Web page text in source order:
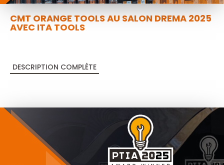
CMT ORANGE TOOLS AU SALON DREMA 2025
AVEC ITA TOOLS
DESCRIPTION COMPLÈTE